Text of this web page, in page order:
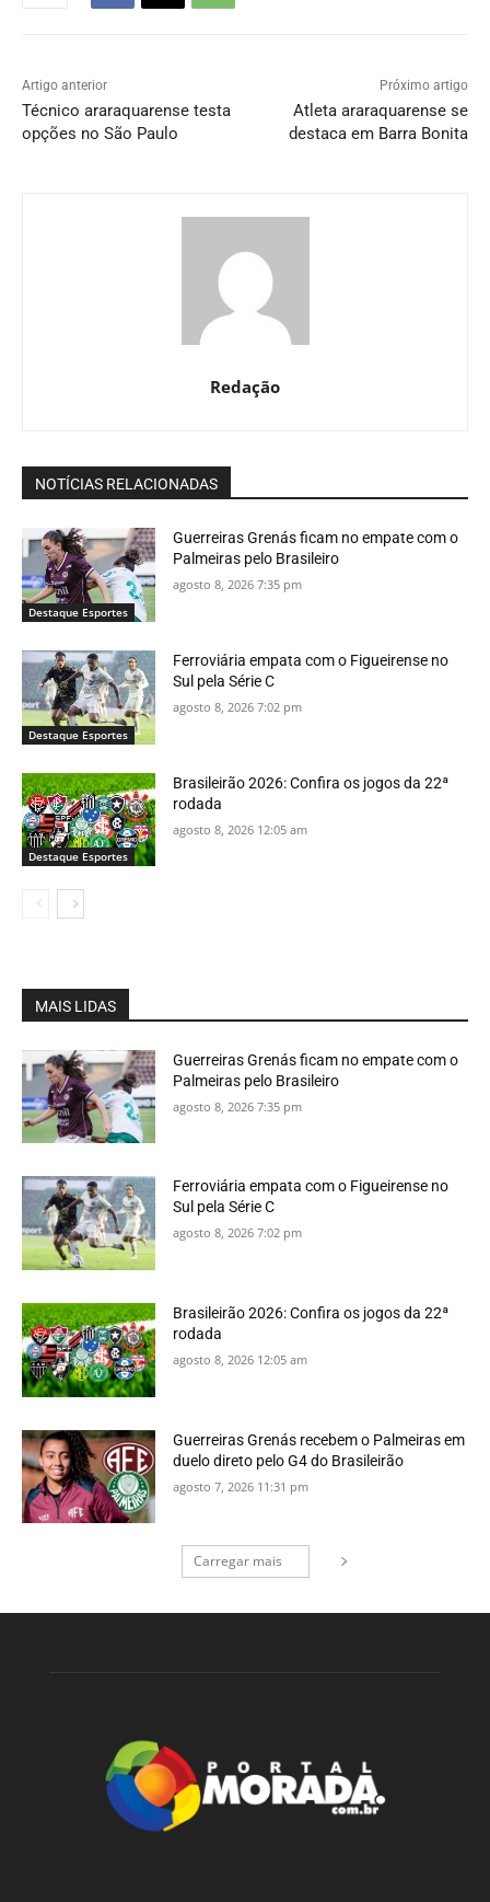
Artigo anterior
Técnico araraquarense testa
opções no São Paulo
Próximo artigo
Atleta araraquarense se
destaca em Barra Bonita
Redação
NOTÍCIAS RELACIONADAS
Destaque Esportes
Guerreiras Grenás ficam no empate com o
Palmeiras pelo Brasileiro
agosto 8, 2026 7:35 pm
Destaque Esportes
Ferroviária empata com o Figueirense no
Sul pela Série C
agosto 8, 2026 7:02 pm
Destaque Esportes
Brasileirão 2026: Confira os jogos da 22ª
rodada
agosto 8, 2026 12:05 am
MAIS LIDAS
Guerreiras Grenás ficam no empate com o
Palmeiras pelo Brasileiro
agosto 8, 2026 7:35 pm
Ferroviária empata com o Figueirense no
Sul pela Série C
agosto 8, 2026 7:02 pm
Brasileirão 2026: Confira os jogos da 22ª
rodada
agosto 8, 2026 12:05 am
Guerreiras Grenás recebem o Palmeiras em
duelo direto pelo G4 do Brasileirão
agosto 7, 2026 11:31 pm
Carregar mais